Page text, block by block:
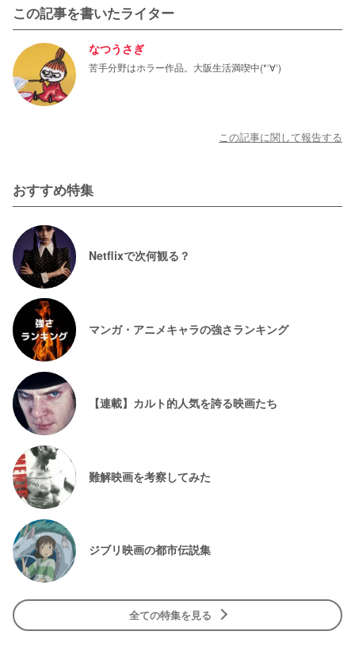
この記事を書いたライター
なつうさぎ
苦手分野はホラー作品。大阪生活満喫中(*‘∀‘)
この記事に関して報告する
おすすめ特集
Netflixで次何観る？
マンガ・アニメキャラの強さランキング
【連載】カルト的人気を誇る映画たち
難解映画を考察してみた
ジブリ映画の都市伝説集
全ての特集を見る